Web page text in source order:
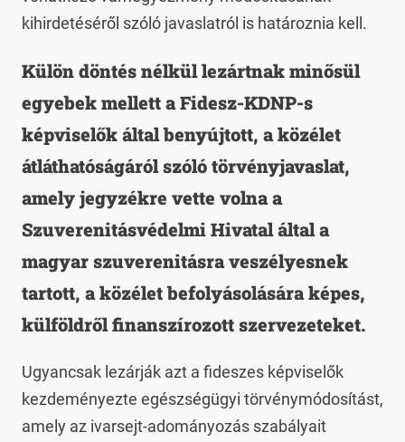
kihirdetéséről szóló javaslatról is határoznia kell.
Külön döntés nélkül lezártnak minősül
egyebek mellett a Fidesz-KDNP-s
képviselők által benyújtott, a közélet
átláthatóságáról szóló törvényjavaslat,
amely jegyzékre vette volna a
Szuverenitásvédelmi Hivatal által a
magyar szuverenitásra veszélyesnek
tartott, a közélet befolyásolására képes,
külföldről finanszírozott szervezeteket.
Ugyancsak lezárják azt a fideszes képviselők
kezdeményezte egészségügyi törvénymódosítást,
amely az ivarsejt-adományozás szabályait